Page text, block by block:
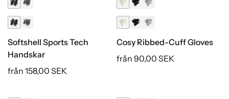
Softshell Sports Tech
Handskar
från 158,00 SEK
Cosy Ribbed-Cuff Gloves
från 90,00 SEK